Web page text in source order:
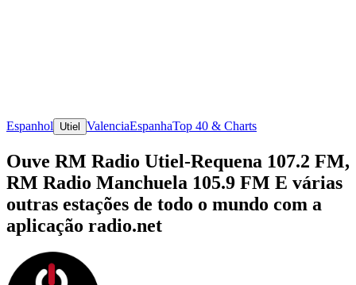
Espanhol Utiel ValenciaEspanhaTop 40 & Charts
Ouve RM Radio Utiel-Requena 107.2 FM,
RM Radio Manchuela 105.9 FM E várias
outras estações de todo o mundo com a
aplicação radio.net